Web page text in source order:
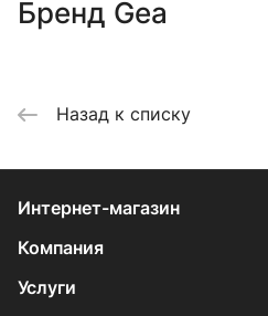
Бренд Gea
Назад к списку
Интернет-магазин
Компания
Услуги